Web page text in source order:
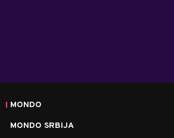
MONDO
MONDO SRBIJA